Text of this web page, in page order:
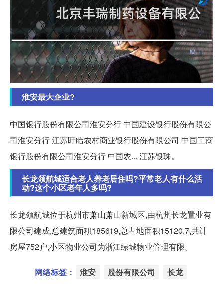
淮安最大企业?
中国银行股份有限公司淮安分行 中国建设银行股份有限公
司淮安分行 江苏盱眙农村商业银行股份有限公司 中国工商
银行股份有限公司淮安分行 中国农... 江苏银珠。
长龙领航城适合老人养老居住吗?平常老人有什么活
动?这个小区老年人多吗?
长龙领航城位于杭州市萧山萧山新城区,由杭州长龙置业有
限公司建成,总建筑面积185619,总占地面积15120.7,共计
房屋752户,小区物业公司为浙江绿城物业管理有限。
网络标签： 淮安 股份有限公司 长龙